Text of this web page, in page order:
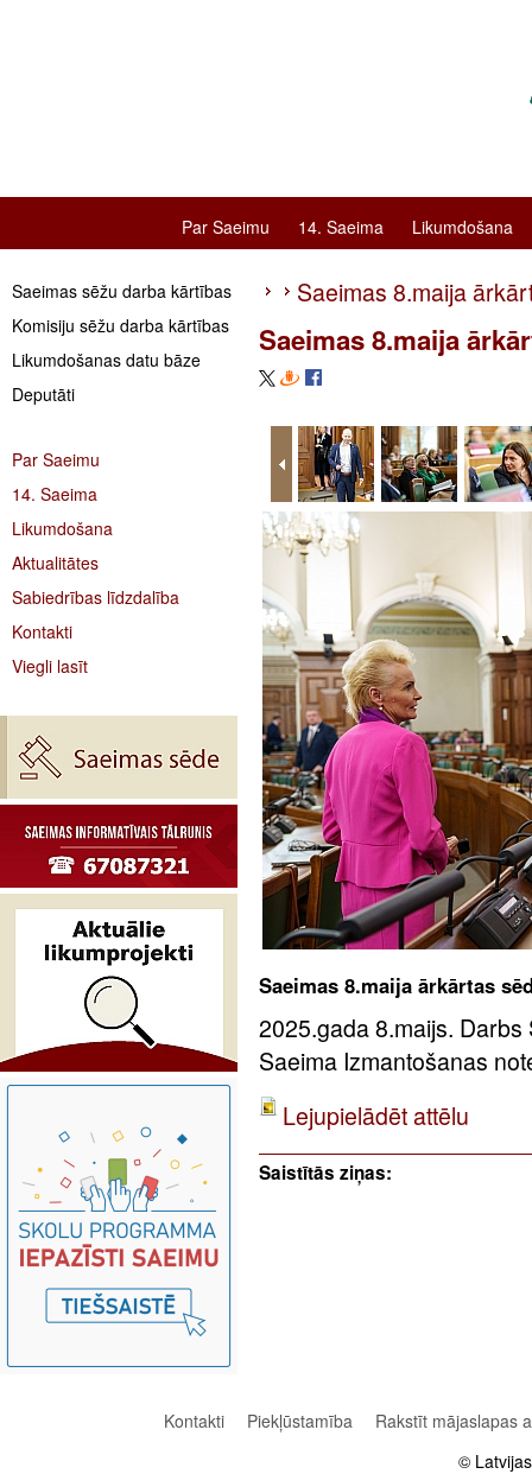
Par Saeimu 14. Saeima Likumdošana
Saeimas sēžu darba kārtības
Komisiju sēžu darba kārtības
Likumdošanas datu bāze
Deputāti
Par Saeimu
14. Saeima
Likumdošana
Aktualitātes
Sabiedrības līdzdalība
Kontakti
Viegli lasīt
Saeimas 8.maija
Saeimas 8.maija
Saeimas 8.maija ārkārtas
2025.gada 8.maijs.
Saeima Izmantošanas
Lejupielādēt attēlu
Saistītās ziņas:
Kontakti Piekļūstamība
Rakstīt mājaslapas
©